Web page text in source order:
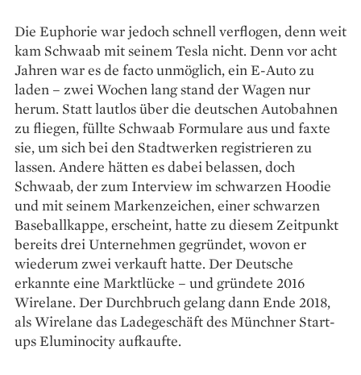
Die Euphorie war jedoch schnell verflogen, denn weit
kam Schwaab mit seinem Tesla nicht. Denn vor acht
Jahren war es de facto unmöglich, ein E-Auto zu
laden – zwei Wochen lang stand der Wagen nur
herum. Statt lautlos über die deutschen Autobahnen
zu fliegen, füllte Schwaab Formulare aus und faxte
sie, um sich bei den Stadtwerken registrieren zu
lassen. Andere hätten es dabei belassen, doch
Schwaab, der zum Interview im schwarzen Hoodie
und mit seinem Markenzeichen, einer schwarzen
Baseballkappe, erscheint, hatte zu diesem Zeitpunkt
bereits drei Unternehmen gegründet, wovon er
wiederum zwei verkauft hatte. Der Deutsche
erkannte eine Marktlücke – und gründete 2016
Wirelane. Der Durchbruch gelang dann Ende 2018,
als Wirelane das Ladegeschäft des Münchner Start-
ups Eluminocity aufkaufte.